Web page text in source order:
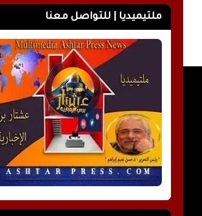
ملتيميديا | للتواصل معنا